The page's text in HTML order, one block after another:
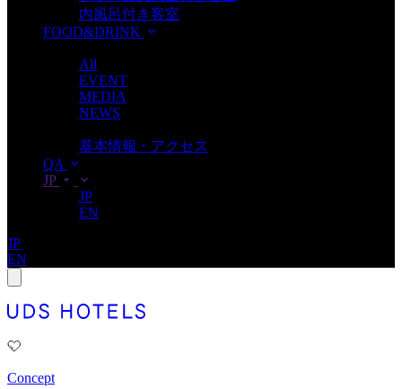
内風呂付き客室
FOOD&DRINK
All
EVENT
MEDIA
NEWS
基本情報・アクセス
QA
JP
JP
EN
JP
EN
Concept